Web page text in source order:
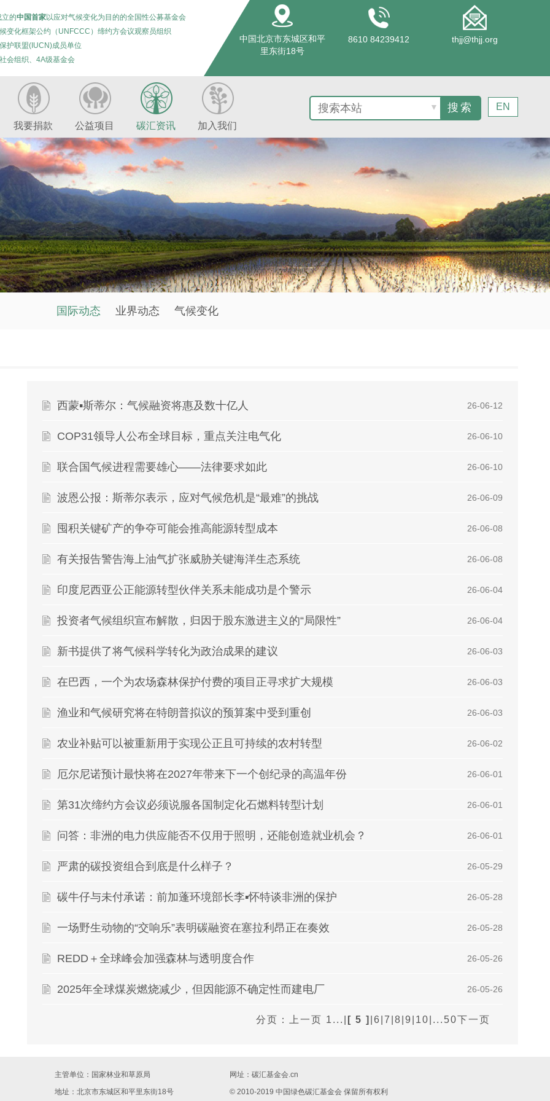
的中国首家以应对气候变化为目的的全国性公募基金会
变化框架公约（UNFCCC）缔约方会议观察员组织
护联盟(IUCN)成员单位
会组织、4A级基金会
中国北京市东城区和平
里东街18号
8610 84239412 thjj@thjj.org
我要捐款 公益项目 碳汇资讯 加入我们
▼ EN
国际动态 业界动态 气候变化
西蒙▪斯蒂尔：气候融资将惠及数十亿人 | 26-06-12
COP31领导人公布全球目标，重点关注电气化 | 26-06-10
联合国气候进程需要雄心——法律要求如此 | 26-06-10
波恩公报：斯蒂尔表示，应对气候危机是“最难”的挑战 | 26-06-09
囤积关键矿产的争夺可能会推高能源转型成本 | 26-06-08
有关报告警告海上油气扩张威胁关键海洋生态系统 | 26-06-08
印度尼西亚公正能源转型伙伴关系未能成功是个警示 | 26-06-04
投资者气候组织宣布解散，归因于股东激进主义的“局限性” | 26-06-04
新书提供了将气候科学转化为政治成果的建议 | 26-06-03
在巴西，一个为农场森林保护付费的项目正寻求扩大规模 | 26-06-03
渔业和气候研究将在特朗普拟议的预算案中受到重创 | 26-06-03
农业补贴可以被重新用于实现公正且可持续的农村转型 | 26-06-02
厄尔尼诺预计最快将在2027年带来下一个创纪录的高温年份 | 26-06-01
第31次缔约方会议必须说服各国制定化石燃料转型计划 | 26-06-01
问答：非洲的电力供应能否不仅用于照明，还能创造就业机会？ | 26-06-01
严肃的碳投资组合到底是什么样子？ | 26-05-29
碳牛仔与未付承诺：前加蓬环境部长李▪怀特谈非洲的保护 | 26-05-28
一场野生动物的“交响乐”表明碳融资在塞拉利昂正在奏效 | 26-05-28
REDD＋全球峰会加强森林与透明度合作 | 26-05-26
2025年全球煤炭燃烧减少，但因能源不确定性而建电厂 | 26-05-26
分页： 上一页 1... [ 5 ] 6 7 8 9 10 ...50下一页
主管单位：国家林业和草原局
地址：北京市东城区和平里东街18号
网址： 碳汇基金会.cn
© 2010-2019 中国绿色碳汇基金会 保留所有权利